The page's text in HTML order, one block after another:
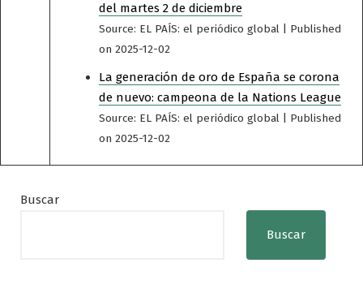
del martes 2 de diciembre
Source: EL PAÍS: el periódico global
Published
on 2025-12-02
La generación de oro de España se corona
de nuevo: campeona de la Nations League
Source: EL PAÍS: el periódico global
Published
on 2025-12-02
Buscar
Buscar